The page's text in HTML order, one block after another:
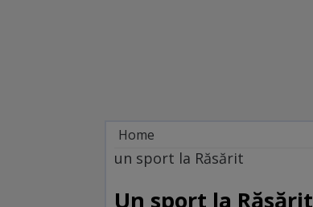
Home
EDITORIALE ȘI OPINII
TÎLC SHOW
un sport la Răsărit
Un sport la Răsărit